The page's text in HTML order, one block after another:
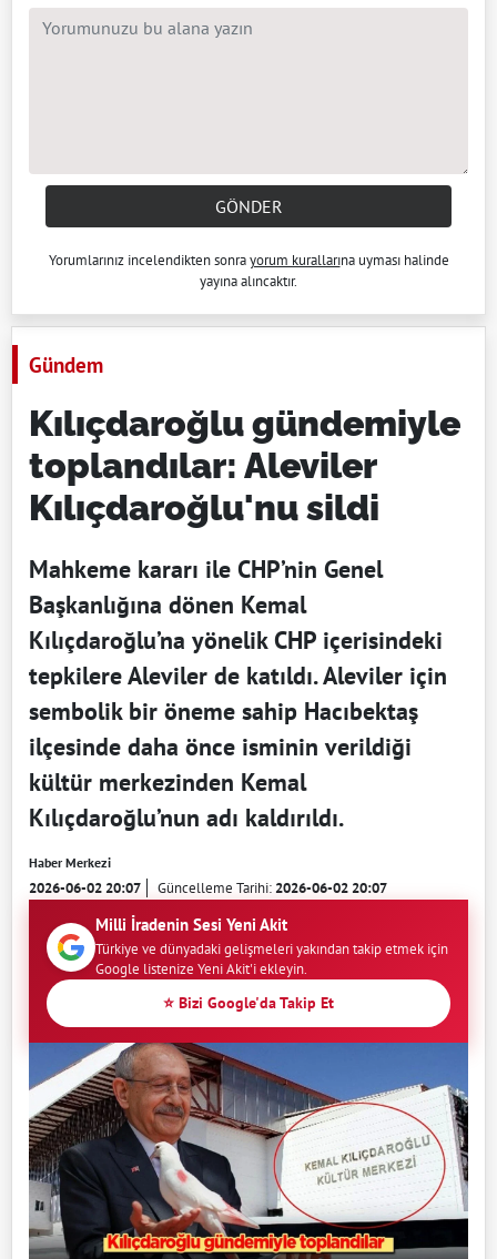
GÖNDER
Yorumlarınız incelendikten sonrayorum kurallarına uyması halinde
yayına alıncaktır.
Gündem
Kılıçdaroğlu gündemiyle
toplandılar: Aleviler
Kılıçdaroğlu'nu sildi
Mahkeme kararı ile CHP’nin Genel
Başkanlığına dönen Kemal
Kılıçdaroğlu’na yönelik CHP içerisindeki
tepkilere Aleviler de katıldı. Aleviler için
sembolik bir öneme sahip Hacıbektaş
ilçesinde daha önce isminin verildiği
kültür merkezinden Kemal
Kılıçdaroğlu’nun adı kaldırıldı.
Haber Merkezi
2026-06-02 20:07 Güncelleme Tarihi:2026-06-02 20:07
Milli İradenin Sesi Yeni Akit
Türkiye ve dünyadaki gelişmeleri yakından takip etmek için
Google listenize Yeni Akit'i ekleyin.
⭐ Bizi Google'da Takip Et